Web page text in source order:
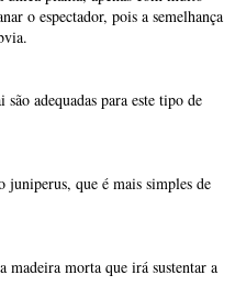
o espectador, pois a semelhança
são adequadas para este tipo de
juniperus, que é mais simples de
madeira morta que irá sustentar a